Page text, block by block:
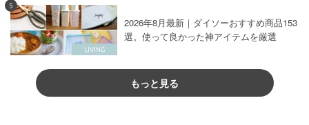
5
2026年8月最新｜ダイソーおすすめ商品153
選。使って良かった神アイテムを厳選
もっと見る